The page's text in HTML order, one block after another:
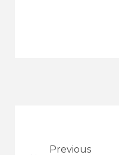
Previous